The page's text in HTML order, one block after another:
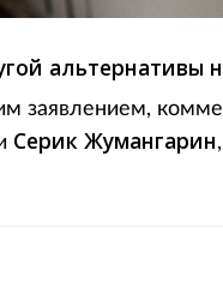
альтернативы
заявлением,
Серик Жумангарин